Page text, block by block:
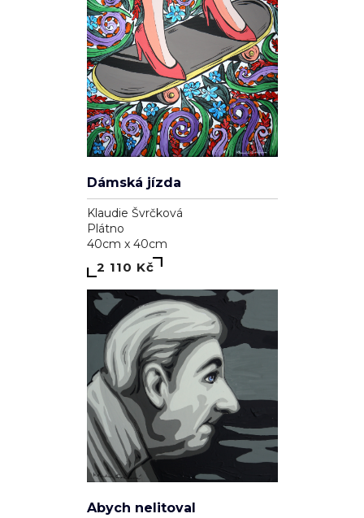
Dámská jízda
Klaudie Švrčková
Plátno
40cm x 40cm
2 110 Kč
Abych nelitoval